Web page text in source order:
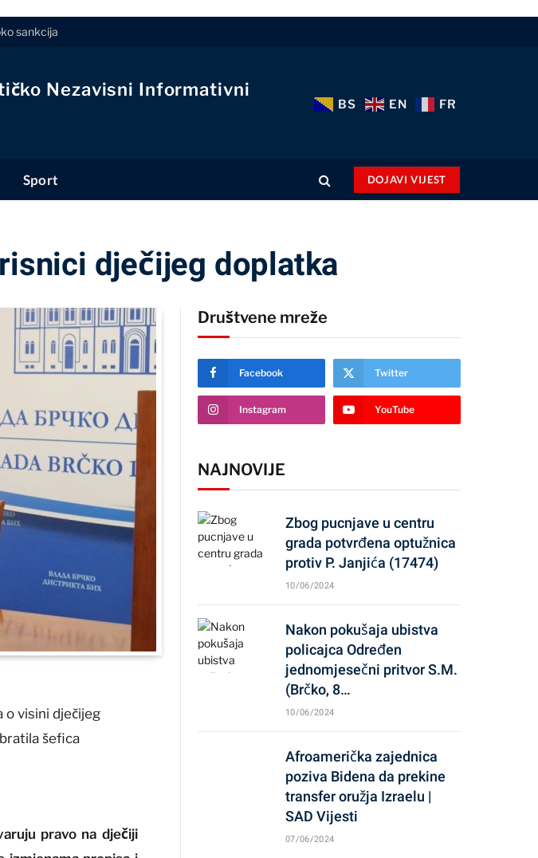
sankcija
Nezavisni Informativni
BS EN FR
Sport DOJAVI VIJEST
dječijeg doplatka
o visini dječijeg
šefica
pravo na dječiji
Društvene mreže
Facebook Twitter
Instagram YouTube
NAJNOVIJE
Zbog pucnjave u centru
grada potvrđena optužnica
protiv P. Janjića (17474)
10/06/2024
Nakon pokušaja ubistva
policajca Određen
jednomjesečni pritvor S.M.
(Brčko, 8…
10/06/2024
Afroamerička zajednica
poziva Bidena da prekine
transfer oružja Izraelu |
SAD Vijesti
07/06/2024